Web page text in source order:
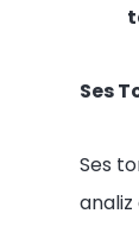
Ses
Ses